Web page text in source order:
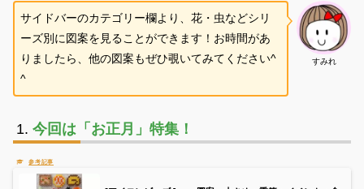
すみれ
サイドバーのカテゴリー欄より、花・虫などシリ
ーズ別に図案を見ることができます！お時間があ
りましたら、他の図案もぜひ覗いてみてください^
^
今回は「お正月」特集！